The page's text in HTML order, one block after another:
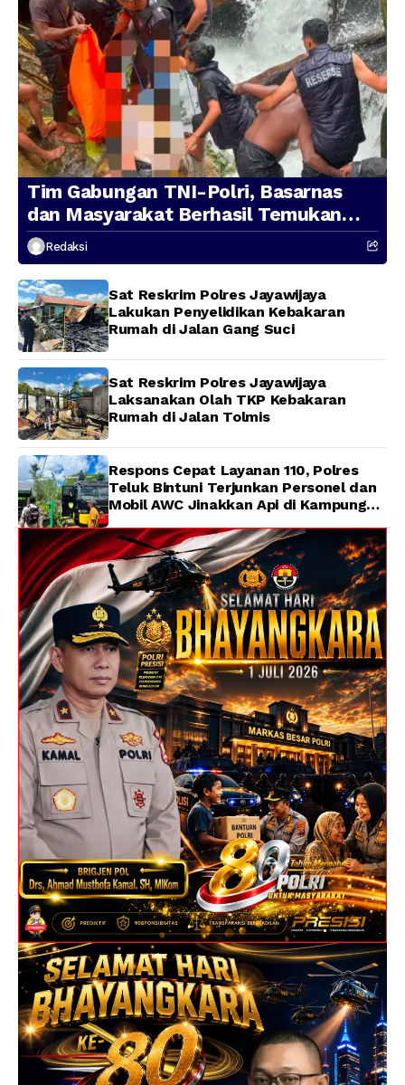
Tim Gabungan TNI-Polri, Basarnas
dan Masyarakat Berhasil Temukan
Presenter TVRI Papua Barat yang
Hilang di Sungai Memti
Redaksi
Sat Reskrim Polres Jayawijaya
Lakukan Penyelidikan Kebakaran
Rumah di Jalan Gang Suci
Sat Reskrim Polres Jayawijaya
Laksanakan Olah TKP Kebakaran
Rumah di Jalan Tolmis
Respons Cepat Layanan 110, Polres
Teluk Bintuni Terjunkan Personel dan
Mobil AWC Jinakkan Api di Kampung